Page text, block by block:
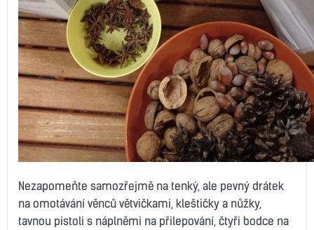
Nezapomeňte samozřejmě na tenký, ale pevný drátek
na omotávání věnců větvičkami, kleštičky a nůžky,
tavnou pistoli s náplněmi na přilepování, čtyři bodce na